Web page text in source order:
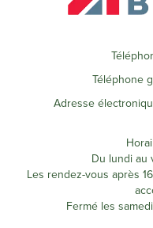
Téléphone
Adresse
Du lundi au
Les rendez-vous après
Fermé les